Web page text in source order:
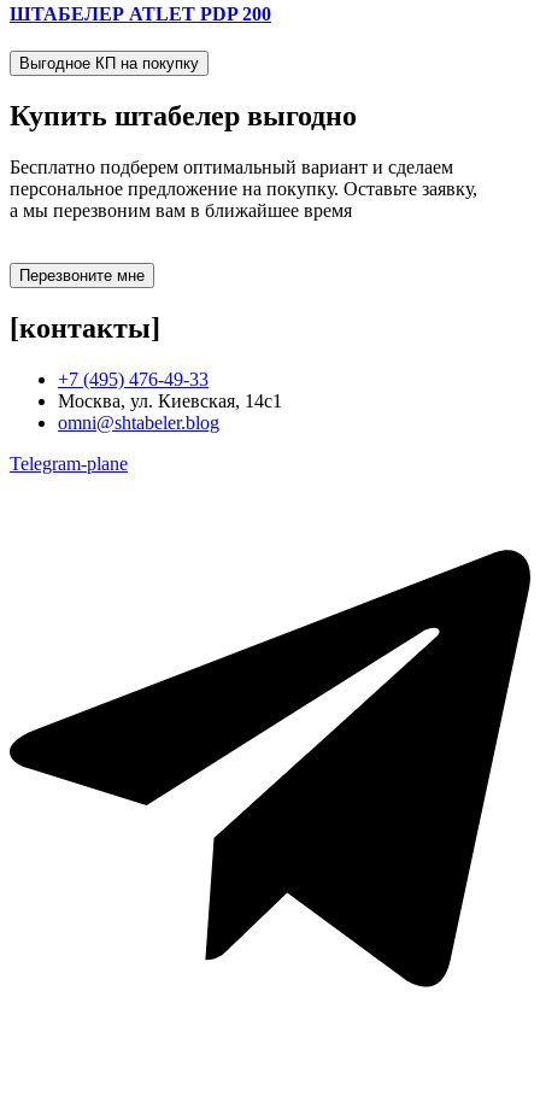
ШТАБЕЛЕР ATLET PDP 200
Выгодное КП на покупку
Купить штабелер выгодно
Бесплатно подберем оптимальный вариант и сделаем
персональное предложение на покупку. Оставьте заявку,
а мы перезвоним вам в ближайшее время
Перезвоните мне
[контакты]
+7 (495) 476-49-33
Москва, ул. Киевская, 14с1
omni@shtabeler.blog
Telegram-plane